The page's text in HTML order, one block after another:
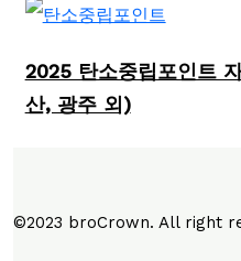
2025 탄소중립포인트
산, 광주 외)
©2023 broCrown. All right